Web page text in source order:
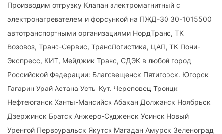
Производим отгрузку Клапан электромагнитный с
электронагревателем и форсункой на ПЖД-30 30-1015500
автотранспортными организациями НордТранс, ТК
Возовоз, Транс-Сервис, ТрансЛогистика, ЦАП, ТК Пони-
Экспресс, КИТ, Мейджик Транс, СДЭК в любой город
Российской Федерации: Благовещенск Пятигорск. Югорск
Гагарин Урай Астана Усть-Кут. Череповец Троицк
Нефтеюганск Ханты-Мансийск Абакан Должанск Ноябрьск
Дзержинск Братск Анжеро-Судженск Усинск Новый
Уренгой Первоуральск Якутск Магадан Амурск Зеленоград